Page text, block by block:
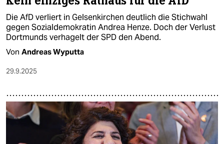
Die AfD verliert in Gelsenkirchen deutlich die Stichwahl
gegen Sozialdemokratin Andrea Henze. Doch der Verlust
Dortmunds verhagelt der SPD den Abend.
Von Andreas Wyputta
29.9.2025